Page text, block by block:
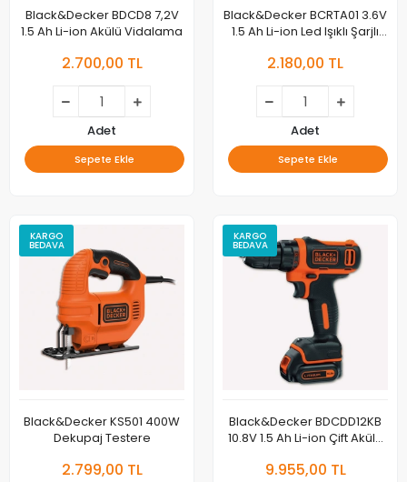
Black&Decker BDCD8 7,2V
1.5 Ah Li-ion Akülü Vidalama
2.700,00 TL
Adet
Sepete Ekle
Black&Decker BCRTA01 3.6V
1.5 Ah Li-ion Led Işıklı Şarjlı
2.180,00 TL
Adet
Sepete Ekle
KARGO
BEDAVA
Black&Decker KS501 400W
Dekupaj Testere
2.799,00 TL
KARGO
BEDAVA
Black&Decker BDCDD12KB
10.8V 1.5 Ah Li-ion Çift Akülü
9.955,00 TL